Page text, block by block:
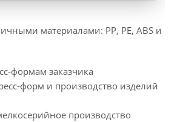
материалами: PP, PE, ABS и
формам заказчика
форм и производство изделий
производство